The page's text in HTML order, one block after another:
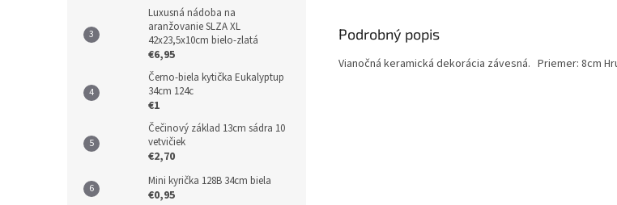
Luxusná nádoba na
aranžovanie SLZA XL
42x23,5x10cm bielo-zlatá
€6,95
Černo-biela kytička Eukalyptup
34cm 124c
€1
Čečinový základ 13cm sádra 10
vetvičiek
€2,70
Mini kyrička 128B 34cm biela
€0,95
Podrobný popis
Vianočná keramická dekorácia závesná. Priemer: 8cm